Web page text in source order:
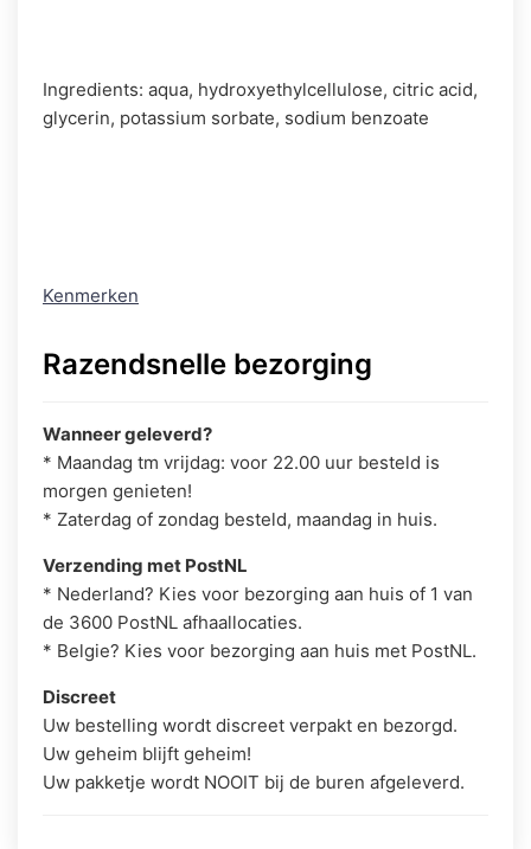
Ingredients: aqua, hydroxyethylcellulose, citric acid,
glycerin, potassium sorbate, sodium benzoate
Kenmerken
Razendsnelle bezorging
Wanneer geleverd?
* Maandag tm vrijdag: voor 22.00 uur besteld is
morgen genieten!
* Zaterdag of zondag besteld, maandag in huis.
Verzending met PostNL
* Nederland? Kies voor bezorging aan huis of 1 van
de 3600 PostNL afhaallocaties.
* Belgie? Kies voor bezorging aan huis met PostNL.
Discreet
Uw bestelling wordt discreet verpakt en bezorgd.
Uw geheim blijft geheim!
Uw pakketje wordt NOOIT bij de buren afgeleverd.